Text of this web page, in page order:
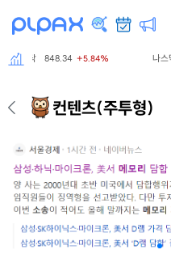
코스닥 848.34 +5.84% 나스닥
컨텐츠(주투형)